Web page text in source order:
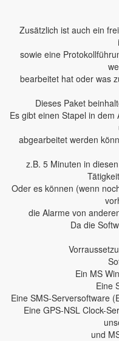
Zusätzlich ist auch ein
sowie eine
bearbeitet hat oder was
Dieses Paket
Es gibt einen Stapel in
abgearbeitet werden
z.B. 5 Minuten in
Oder es können (wenn
die Alarme von
Da die
Ein MS
Eine
Eine SMS-Serversoftware
Eine GPS-NSL Clock-
und